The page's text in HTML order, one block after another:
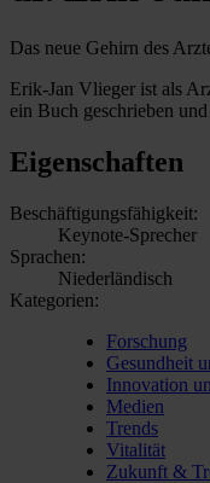
Das neue Gehirn des
Erik-Jan Vlieger ist als
ein Buch geschrieben
Eigenschaften
Beschäftigungsfähigkeit:
Keynote-Sprecher
Sprachen:
Niederländisch
Kategorien:
Forschung
Gesundheit
Innovation
Medien
Trends
Vitalität
Zukunft &